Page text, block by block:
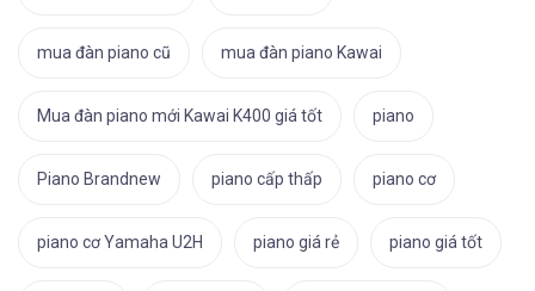
mua đàn piano cũ mua đàn piano Kawai
Mua đàn piano mới Kawai K400 giá tốt piano
Piano Brandnew piano cấp thấp piano cơ
piano cơ Yamaha U2H piano giá rẻ piano giá tốt